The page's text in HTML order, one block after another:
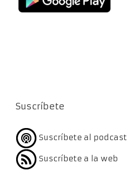
Suscríbete
Suscríbete al podcast
Suscríbete a la web